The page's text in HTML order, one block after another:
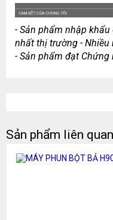
- Sản phẩm nhập
nhất thị trường -
- Sản phẩm đạt Chứng
Sản phẩm liên quan